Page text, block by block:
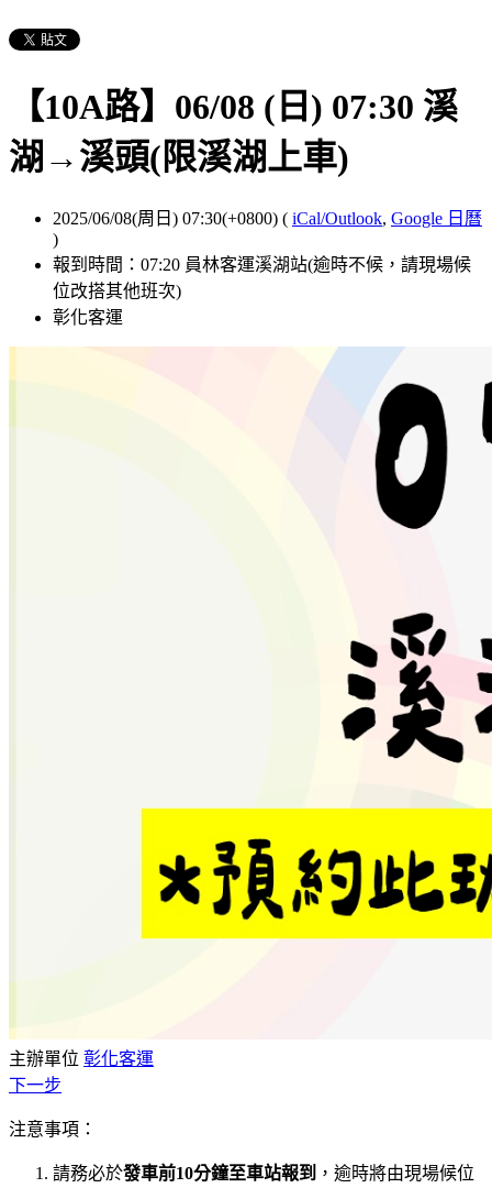
【10A路】06/08 (日) 07:30 溪
湖→溪頭(限溪湖上車)
2025/06/08(周日) 07:30(+0800) ( iCal/Outlook, Google 日曆
)
報到時間：07:20 員林客運溪湖站(逾時不候，請現場候
位改搭其他班次)
彰化客運
主辦單位 彰化客運
下一步
注意事項：
請務必於發車前10分鐘至車站報到 ，逾時將由現場候位